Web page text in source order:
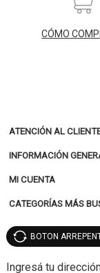
CÓMO
ATENCIÓN AL
INFORMACIÓN
MI CUENTA
CATEGORÍAS MÁS
BOTON